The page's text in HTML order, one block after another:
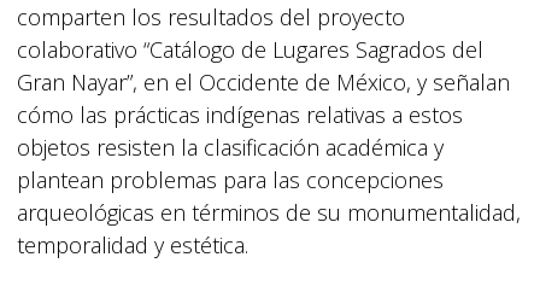
comparten los resultados del proyecto
colaborativo “Catálogo de Lugares Sagrados del
Gran Nayar”, en el Occidente de México, y señalan
cómo las prácticas indígenas relativas a estos
objetos resisten la clasificación académica y
plantean problemas para las concepciones
arqueológicas en términos de su monumentalidad,
temporalidad y estética.